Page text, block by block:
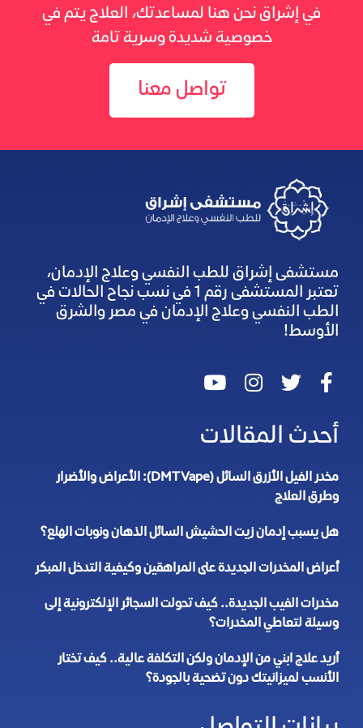
في إشراق نحن هنا لمساعدتك، العلاج يتم في
خصوصية شديدة وسرية تامة
تواصل معنا
مستشفى إشراق للطب النفسي وعلاج الإدمان،
تعتبر المستشفى رقم 1 في نسب نجاح الحالات في
الطب النفسي وعلاج الإدمان في مصر والشرق
الأوسط!
أحدث المقالات
مخدر الفيل الأزرق السائل (DMT Vape): الأعراض والأضرار
وطرق العلاج
هل يسبب إدمان زيت الحشيش السائل الذهان ونوبات الهلع؟
أعراض المخدرات الجديدة على المراهقين وكيفية التدخل المبكر
مخدرات الفيب الجديدة.. كيف تحولت السجائر الإلكترونية إلى
وسيلة لتعاطي المخدرات؟
أريد علاج ابني من الإدمان ولكن التكلفة عالية.. كيف تختار
الأنسب لميزانيتك دون تضحية بالجودة؟